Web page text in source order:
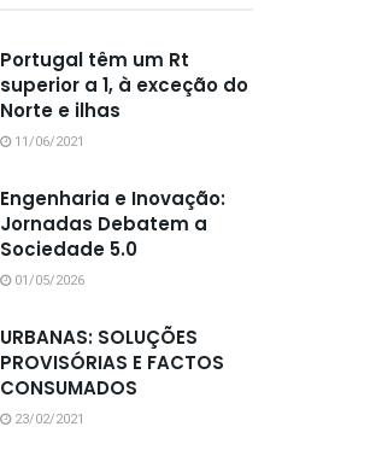
Portugal têm um Rt
superior a 1, à exceção do
Norte e ilhas
11/06/2021
Engenharia e Inovação:
Jornadas Debatem a
Sociedade 5.0
01/05/2026
URBANAS: SOLUÇÕES
PROVISÓRIAS E FACTOS
CONSUMADOS
23/02/2021